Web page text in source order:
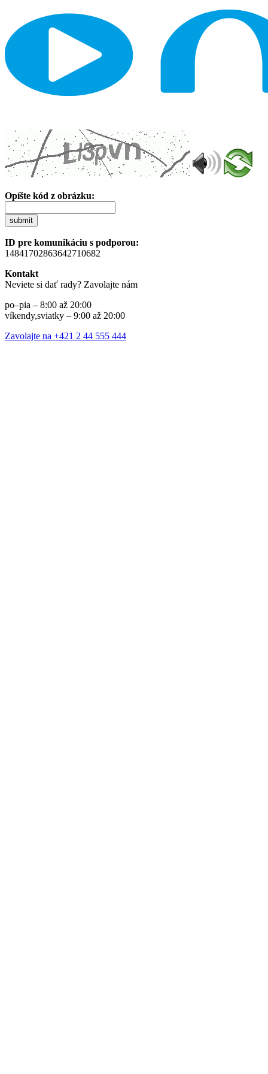
Opíšte kód z obrázku:
submit
ID pre komunikáciu s podporou:
14841702863642710682
Kontakt
Neviete si dať rady? Zavolajte nám
po–pia – 8:00 až 20:00
víkendy,sviatky – 9:00 až 20:00
Zavolajte na +421 2 44 555 444